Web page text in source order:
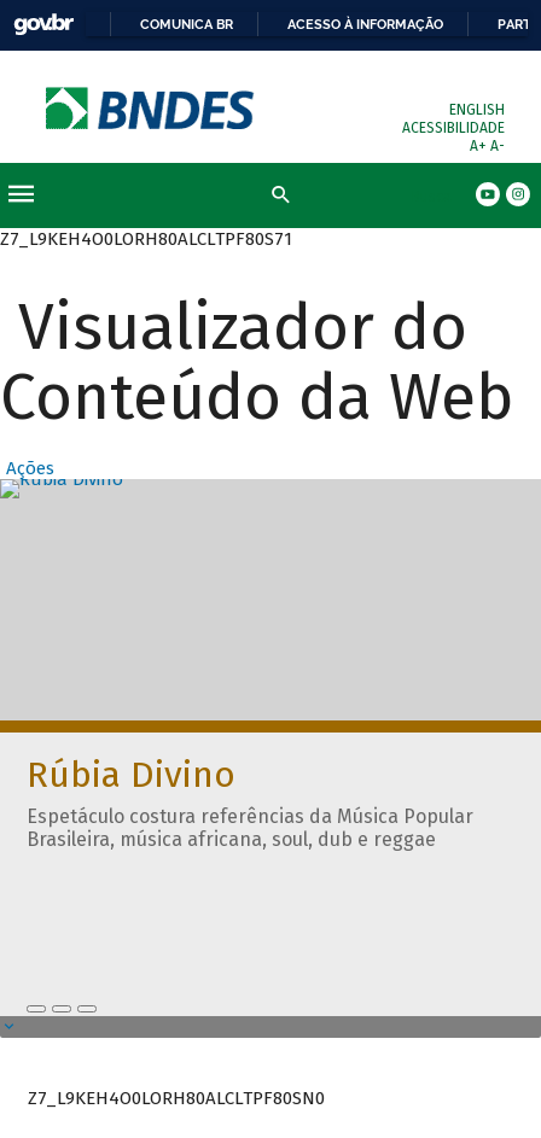
COMUNICA BR ACESSO À INFORMAÇÃO
ENGLISH
ACESSIBILIDADE
A+ A-
Z7_L9KEH4O0LORH80ALCLTPF80S71
Visualizador do
Conteúdo da Web
Ações
Destaques
Rúbia Divino
Espetáculo costura referências da Música Popular
Brasileira, música africana, soul, dub e reggae
Z7_L9KEH4O0LORH80ALCLTPF80SN0